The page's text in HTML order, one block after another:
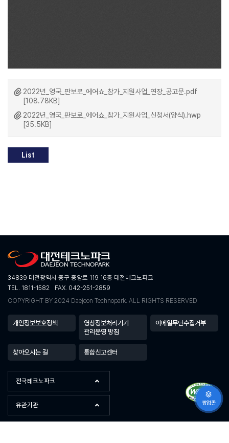
2022년_영국_판보로_에어쇼_참가_지원사업_연장_공고문.pdf
[108.78KB]
2022년_영국_판보로_에어쇼_참가_지원사업_신청서(양식).hwp
[35.5KB]
List
34839 대전광역시 중구 중앙로 119 16층 대전테크노파크
TEL. 1811-1582
FAX. 042-251-2859
COPYRIGHT BY 2024 Daejeon Technopark. ALL RIGHTS RESERVED
전국테크노파크
유관기관
개인정보보호정책
영상정보처리기기
관리운영 방침
이메일무단수집거부
찾아오시는 길 통합신고센터
팝업존